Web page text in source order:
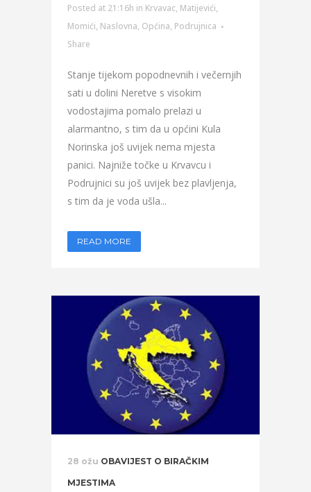
Posted at 21:16h in Krvavac, Matijevići,
Momići, Naslovna, Općina, Podrujnica
Share
Stanje tijekom popodnevnih i večernjih
sati u dolini Neretve s visokim
vodostajima pomalo prelazi u
alarmantno, s tim da u općini Kula
Norinska još uvijek nema mjesta
panici. Najniže točke u Krvavcu i
Podrujnici su još uvijek bez plavljenja,
s tim da je voda ušla...
READ MORE
28 ožu OBAVIJEST O BIRAČKIM
MJESTIMA